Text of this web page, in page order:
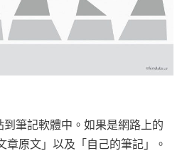
到筆記軟體中。如果是網路上的
章原文」以及「自己的筆記」。